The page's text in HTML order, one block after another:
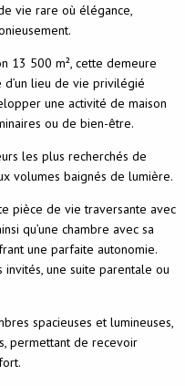
vie rare où élégance,
13 500 m², cette demeure
lieu de vie privilégié
une activité de maison
ou de bien-être.
les plus recherchés de
volumes baignés de lumière.
pièce de vie traversante avec
qu’une chambre avec sa
une parfaite autonomie.
une suite parentale ou
spacieuses et lumineuses,
permettant de recevoir